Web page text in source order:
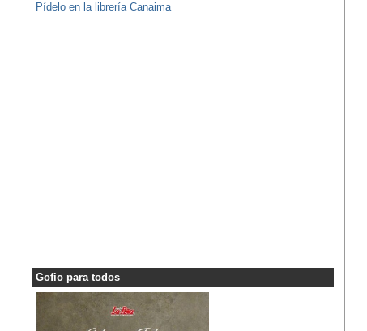
Pídelo en la librería Canaima
Gofio para todos